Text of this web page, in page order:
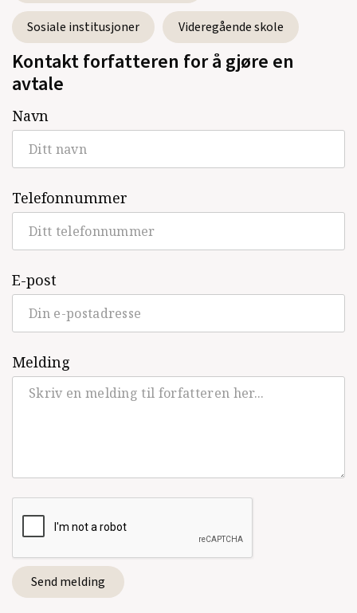
Sosiale institusjoner Videregående skole
Kontakt forfatteren for å gjøre en
avtale
Navn
Telefonnummer
E-post
Melding